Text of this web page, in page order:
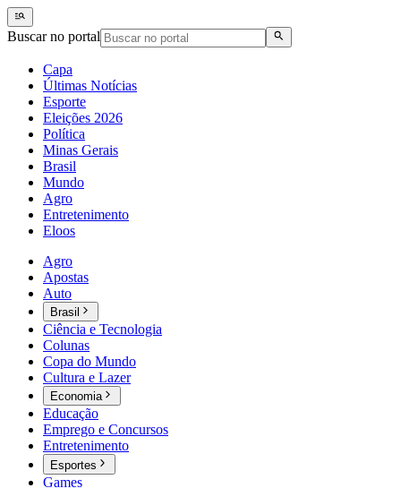
Buscar no portal
Capa
Últimas Notícias
Esporte
Eleições 2026
Política
Minas Gerais
Brasil
Mundo
Agro
Entretenimento
Eloos
Agro
Apostas
Auto
Brasil
Ciência e Tecnologia
Colunas
Copa do Mundo
Cultura e Lazer
Economia
Educação
Emprego e Concursos
Entretenimento
Esportes
Games